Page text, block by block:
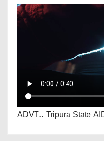
ADVT.. Tripura State